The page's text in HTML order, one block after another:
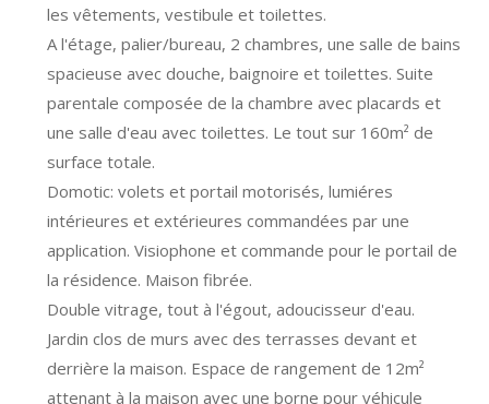
les vêtements, vestibule et toilettes.
A l'étage, palier/bureau, 2 chambres, une salle de bains
spacieuse avec douche, baignoire et toilettes. Suite
parentale composée de la chambre avec placards et
une salle d'eau avec toilettes. Le tout sur 160m² de
surface totale.
Domotic: volets et portail motorisés, lumiéres
intérieures et extérieures commandées par une
application. Visiophone et commande pour le portail de
la résidence. Maison fibrée.
Double vitrage, tout à l'égout, adoucisseur d'eau.
Jardin clos de murs avec des terrasses devant et
derrière la maison. Espace de rangement de 12m²
attenant à la maison avec une borne pour véhicule